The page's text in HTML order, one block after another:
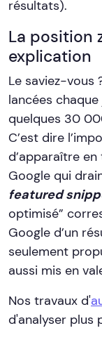
résultats).
La position
explication
Le saviez-vous
lancées
quelques 30
C’est dire
d’apparaître
Google qui
featured
optimisé”
Google d’un
seulement
aussi mis en
Nos travaux d'
d'analyser plus